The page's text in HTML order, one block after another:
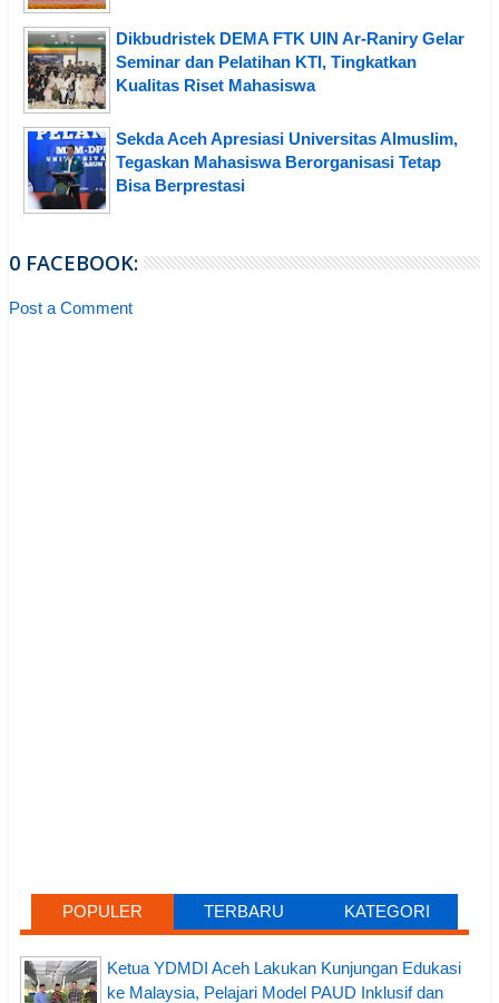
Dikbudristek DEMA FTK UIN Ar-Raniry Gelar
Seminar dan Pelatihan KTI, Tingkatkan
Kualitas Riset Mahasiswa
Sekda Aceh Apresiasi Universitas Almuslim,
Tegaskan Mahasiswa Berorganisasi Tetap
Bisa Berprestasi
0 FACEBOOK:
Post a Comment
POPULER TERBARU KATEGORI
Ketua YDMDI Aceh Lakukan Kunjungan Edukasi
ke Malaysia, Pelajari Model PAUD Inklusif dan